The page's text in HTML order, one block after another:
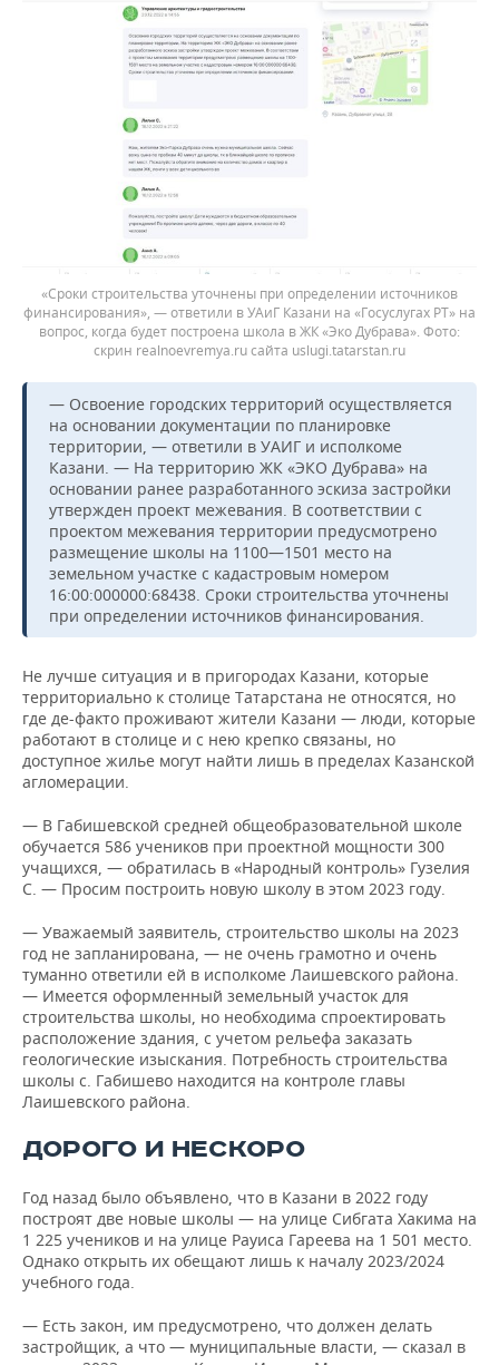
«Сроки строительства уточнены при определении источников
финансирования», — ответили в УАиГ Казани на «Госуслугах РТ» на
вопрос, когда будет построена школа в ЖК «Эко Дубрава».
скрин realnoevremya.ru сайта uslugi.tatarstan.ru
— Освоение городских территорий осуществляется
на основании документации по планировке
территории, — ответили в УАИГ и исполкоме
Казани. — На территорию ЖК «ЭКО Дубрава» на
основании ранее разработанного эскиза застройки
утвержден проект межевания. В соответствии с
проектом межевания территории предусмотрено
размещение школы на 1100—1501 место на
земельном участке с кадастровым номером
16:00:000000:68438. Сроки строительства уточнены
при определении источников финансирования.
Не лучше ситуация и в пригородах Казани, которые
территориально к столице Татарстана не относятся, но
где де-факто проживают жители Казани — люди, которые
работают в столице и с нею крепко связаны, но
доступное жилье могут найти лишь в пределах Казанской
агломерации.
— В Габишевской средней общеобразовательной школе
обучается 586 учеников при проектной мощности 300
учащихся, — обратилась в «Народный контроль» Гузелия
С. — Просим построить новую школу в этом 2023 году.
— Уважаемый заявитель, строительство школы на 2023
год не запланирована, — не очень грамотно и очень
туманно ответили ей в исполкоме Лаишевского района.
— Имеется оформленный земельный участок для
строительства школы, но необходима спроектировать
расположение здания, с учетом рельефа заказать
геологические изыскания. Потребность строительства
школы с. Габишево находится на контроле главы
Лаишевского района.
ДОРОГО И НЕСКОРО
Год назад было объявлено, что в Казани в 2022 году
построят две новые школы — на улице Сибгата Хакима на
1 225 учеников и на улице Рауиса Гареева на 1 501 место.
Однако открыть их обещают лишь к началу 2023/2024
учебного года.
— Есть закон, им предусмотрено, что должен делать
застройщик, а что — муниципальные власти, — сказал в